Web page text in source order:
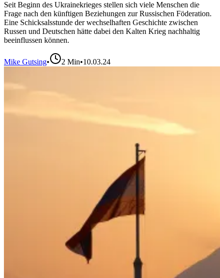
Seit Beginn des Ukrainekrieges stellen sich viele Menschen die
Frage nach den künftigen Beziehungen zur Russischen Föderation.
Eine Schicksalsstunde der wechselhaften Geschichte zwischen
Russen und Deutschen hätte dabei den Kalten Krieg nachhaltig
beeinflussen können.
Mike Gutsing• 2 Min•10.03.24